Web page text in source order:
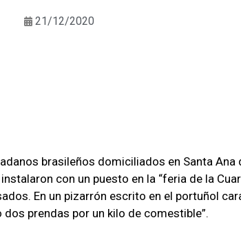
21/12/2020
brasileños domiciliados en Santa Ana
con un puesto en la “feria de la
En un pizarrón escrito en el portuñol
prendas por un kilo de comestible”.